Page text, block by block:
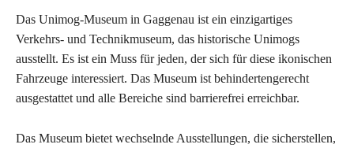
Das Unimog-Museum in Gaggenau ist ein einzigartiges
Verkehrs- und Technikmuseum, das historische Unimogs
ausstellt. Es ist ein Muss für jeden, der sich für diese ikonischen
Fahrzeuge interessiert. Das Museum ist behindertengerecht
ausgestattet und alle Bereiche sind barrierefrei erreichbar.
Das Museum bietet wechselnde Ausstellungen, die sicherstellen,